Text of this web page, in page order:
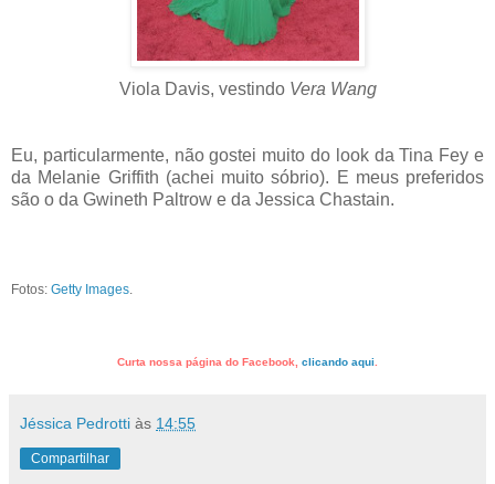
Viola Davis, vestindo Vera Wang
Eu, particularmente, não gostei muito do look da Tina Fey e
da Melanie Griffith (achei muito sóbrio). E meus preferidos
são o da Gwineth Paltrow e da Jessica Chastain.
Fotos: Getty Images.
Curta nossa página do Facebook, clicando aqui
Jéssica Pedrotti às 14:55
Compartilhar